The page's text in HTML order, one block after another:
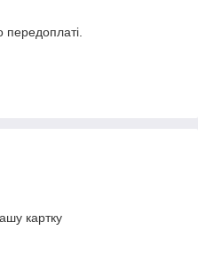
передоплаті.
картку